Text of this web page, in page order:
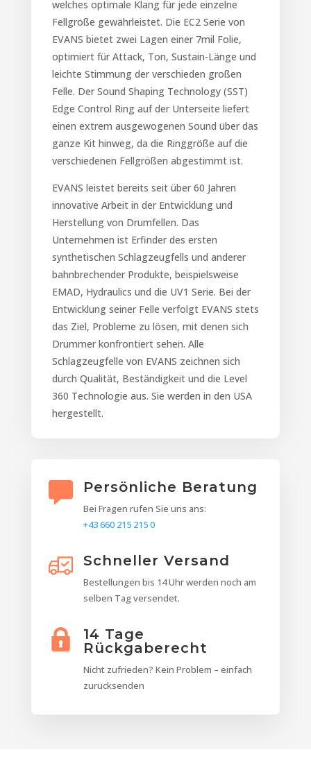
welches optimale Klang für jede einzelne
Fellgröße gewährleistet. Die EC2 Serie von
EVANS bietet zwei Lagen einer 7mil Folie,
optimiert für Attack, Ton, Sustain-Länge und
leichte Stimmung der verschieden großen
Felle. Der Sound Shaping Technology (SST)
Edge Control Ring auf der Unterseite liefert
einen extrem ausgewogenen Sound über das
ganze Kit hinweg, da die Ringgröße auf die
verschiedenen Fellgrößen abgestimmt ist.
EVANS leistet bereits seit über 60 Jahren
innovative Arbeit in der Entwicklung und
Herstellung von Drumfellen. Das
Unternehmen ist Erfinder des ersten
synthetischen Schlagzeugfells und anderer
bahnbrechender Produkte, beispielsweise
EMAD, Hydraulics und die UV1 Serie. Bei der
Entwicklung seiner Felle verfolgt EVANS stets
das Ziel, Probleme zu lösen, mit denen sich
Drummer konfrontiert sehen. Alle
Schlagzeugfelle von EVANS zeichnen sich
durch Qualität, Beständigkeit und die Level
360 Technologie aus. Sie werden in den USA
hergestellt.
Persönliche Beratung
Bei Fragen rufen Sie uns ans:
+43 660 215 215 0
Schneller Versand
Bestellungen bis 14 Uhr werden noch am
selben Tag versendet.
14 Tage
Rückgaberecht
Nicht zufrieden? Kein Problem – einfach
zurücksenden